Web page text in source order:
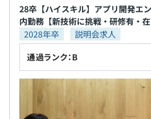
■資格取得補助
社員のやる気を会社が全力サポ
を負担します。サポート対象の
資格をはじめ各種国家資格や簿
類以上の費用を負担。現社員の
資格を取得しています。
6カ月（待遇の変更はありません
28卒【ハイスキル】アプリ開発エ
内勤務【新技術に挑戦・研修有・在
2028年卒
説明会求人
通過ランク：B